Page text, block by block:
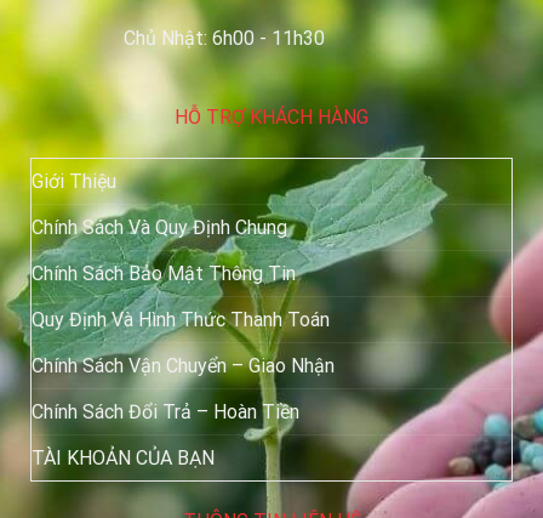
Chủ Nhật: 6h00 - 11h30
HỖ TRỢ KHÁCH HÀNG
Giới Thiệu
Chính Sách Và Quy Định Chung
Chính Sách Bảo Mật Thông Tin
Quy Định Và Hình Thức Thanh Toán
Chính Sách Vận Chuyển – Giao Nhận
Chính Sách Đổi Trả – Hoàn Tiền
TÀI KHOẢN CỦA BẠN